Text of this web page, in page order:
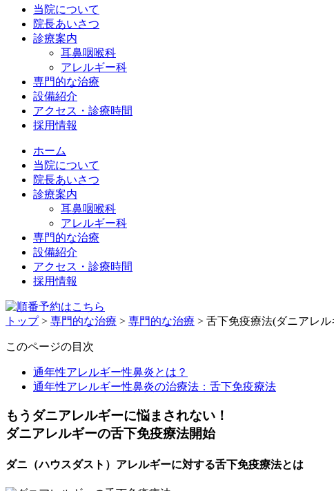
当院について
院長あいさつ
診療案内
耳鼻咽喉科
アレルギー科
専門的な治療
設備紹介
アクセス・診療時間
採用情報
ホーム
当院について
院長あいさつ
診療案内
耳鼻咽喉科
アレルギー科
専門的な治療
設備紹介
アクセス・診療時間
採用情報
トップ> 専門的な治療 > 専門的な治療 > 舌下免疫療法(ダニアレル
このページの目次
通年性アレルギー性鼻炎とは？
通年性アレルギー性鼻炎の治療法：舌下免疫療法
もうダニアレルギーに悩まされない！
ダニアレルギーの舌下免疫療法開始
ダニ（ハウスダスト）アレルギーに対する舌下免疫療法とは